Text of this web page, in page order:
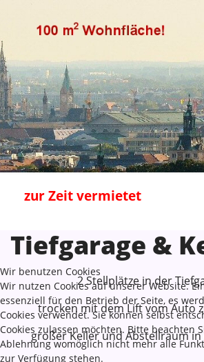
zur Zeit vermietet
Tiefgarage &
2 Stellplätze in der
trocken mit dem Lift vom Auto
großer Keller und Abstellraum
Wir benutzen Cookies
Wir nutzen Cookies auf unserer Website.
essenziell für den Betrieb der Seite, es
Cookies verwendet. Sie können selbst
Cookies zulassen möchten. Bitte beachten
Ablehnung womöglich nicht mehr alle
zur Verfügung stehen.